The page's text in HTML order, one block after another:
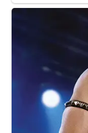
Aux côtés
son énergie
gabonais,
une belle
Emma’a, qui